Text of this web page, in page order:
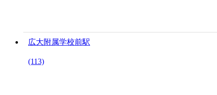
広大附属学校前駅
(113)